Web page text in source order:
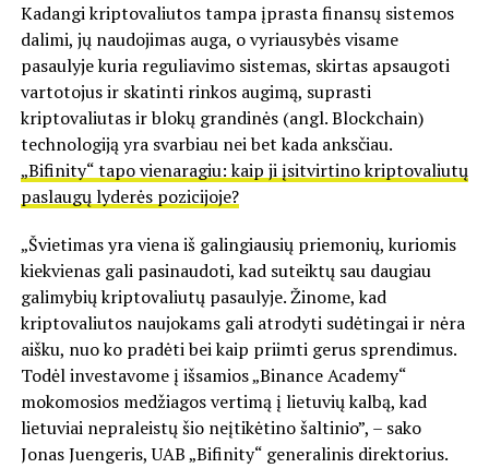
Kadangi kriptovaliutos tampa įprasta finansų sistemos
dalimi, jų naudojimas auga, o vyriausybės visame
pasaulyje kuria reguliavimo sistemas, skirtas apsaugoti
vartotojus ir skatinti rinkos augimą, suprasti
kriptovaliutas ir blokų grandinės (angl. Blockchain)
technologiją yra svarbiau nei bet kada anksčiau.
„Bifinity“ tapo vienaragiu: kaip ji įsitvirtino kriptovaliutų
paslaugų lyderės pozicijoje?
„Švietimas yra viena iš galingiausių priemonių, kuriomis
kiekvienas gali pasinaudoti, kad suteiktų sau daugiau
galimybių kriptovaliutų pasaulyje. Žinome, kad
kriptovaliutos naujokams gali atrodyti sudėtingai ir nėra
aišku, nuo ko pradėti bei kaip priimti gerus sprendimus.
Todėl investavome į išsamios „Binance Academy“
mokomosios medžiagos vertimą į lietuvių kalbą, kad
lietuviai nepraleistų šio neįtikėtino šaltinio”, – sako
Jonas Juengeris, UAB „Bifinity“ generalinis direktorius.